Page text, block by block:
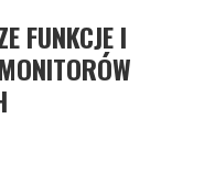
FUNKCJE I